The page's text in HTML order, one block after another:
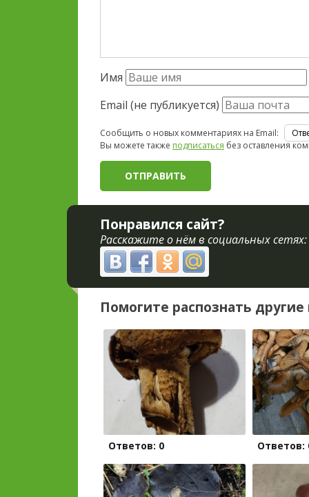
Имя
Email (не публикуется)
Сообщить о новых комментариях на Email:
Вы можете также подписаться без оставления
Понравился сайт?
Расскажите о нём в социальных сетях:
Помогите распознать другие
Ответов: 0 Ответов: